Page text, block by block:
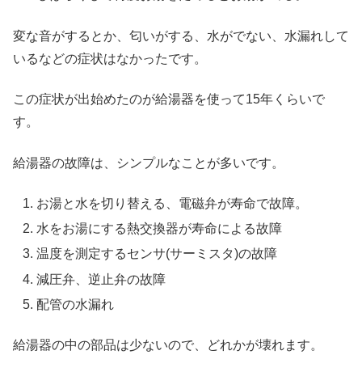
変な音がするとか、匂いがする、水がでない、水漏れして
いるなどの症状はなかったです。
この症状が出始めたのが給湯器を使って15年くらいで
す。
給湯器の故障は、シンプルなことが多いです。
お湯と水を切り替える、電磁弁が寿命で故障。
水をお湯にする熱交換器が寿命による故障
温度を測定するセンサ(サーミスタ)の故障
減圧弁、逆止弁の故障
配管の水漏れ
給湯器の中の部品は少ないので、どれかが壊れます。